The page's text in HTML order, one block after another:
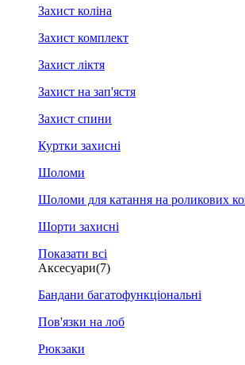
Захист коліна
Захист комплект
Захист ліктя
Захист на зап'ястя
Захист спини
Куртки захисні
Шоломи
Шоломи для катання на роликових
Шорти захисні
Показати всі
Аксесуари(7)
Бандани багатофункціональні
Пов'язки на лоб
Рюкзаки